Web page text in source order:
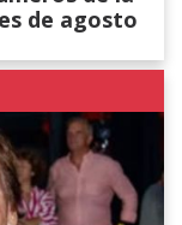
de agosto